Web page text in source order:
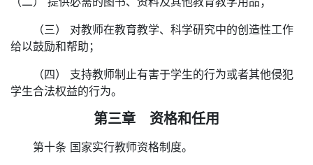
（三） 对教师在教育教学、科学研究中的创造性工作
给以鼓励和帮助；
（四） 支持教师制止有害于学生的行为或者其他侵犯
学生合法权益的行为。
第三章 资格和任用
第十条 国家实行教师资格制度。